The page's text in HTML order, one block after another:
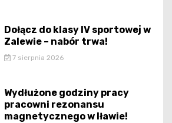
Dołącz do klasy IV sportowej w
Zalewie – nabór trwa!
7 sierpnia 2026
Wydłużone godziny pracy
pracowni rezonansu
magnetycznego w Iławie!